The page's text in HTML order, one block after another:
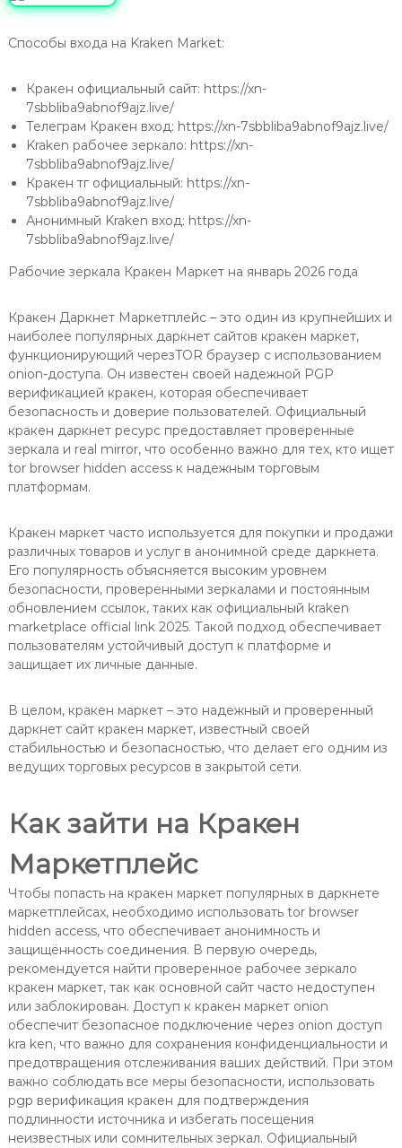
Способы входа на Kraken Market:
Кракен официальный сайт: https://xn-
7sbbliba9abnof9ajz.live/
Телеграм Кракен вход: https://xn-7sbbliba9abnof9ajz.live/
Kraken рабочее зеркало: https://xn-
7sbbliba9abnof9ajz.live/
Кракен тг официальный: https://xn-
7sbbliba9abnof9ajz.live/
Анонимный Kraken вход: https://xn-
7sbbliba9abnof9ajz.live/
Рабочие зеркала Кракен Маркет на январь 2026 года
Кракен Даркнет Маркетплейс – это один из крупнейших и
наиболее популярных даркнет сайтов кракен маркет,
функционирующий черезTOR браузер с использованием
onion-доступа. Он известен своей надежной PGP
верификацией кракен, которая обеспечивает
безопасность и доверие пользователей. Официальный
кракен даркнет ресурс предоставляет проверенные
зеркала и real mirror, что особенно важно для тех, кто ищет
tor browser hidden access к надежным торговым
платформам.
Кракен маркет часто используется для покупки и продажи
различных товаров и услуг в анонимной среде даркнета.
Его популярность объясняется высоким уровнем
безопасности, проверенными зеркалами и постоянным
обновлением ссылок, таких как официальный kraken
marketplace official link 2025. Такой подход обеспечивает
пользователям устойчивый доступ к платформе и
защищает их личные данные.
В целом, кракен маркет – это надежный и проверенный
даркнет сайт кракен маркет, известный своей
стабильностью и безопасностью, что делает его одним из
ведущих торговых ресурсов в закрытой сети.
Как зайти на Кракен
Маркетплейс
Чтобы попасть на кракен маркет популярных в даркнете
маркетплейсах, необходимо использовать tor browser
hidden access, что обеспечивает анонимность и
защищённость соединения. В первую очередь,
рекомендуется найти проверенное рабочее зеркало
кракен маркет, так как основной сайт часто недоступен
или заблокирован. Доступ к кракен маркет onion
обеспечит безопасное подключение через onion доступ
kra ken, что важно для сохранения конфиденциальности и
предотвращения отслеживания ваших действий. При этом
важно соблюдать все меры безопасности, использовать
pgp верификация кракен для подтверждения
подлинности источника и избегать посещения
неизвестных или сомнительных зеркал. Официальный